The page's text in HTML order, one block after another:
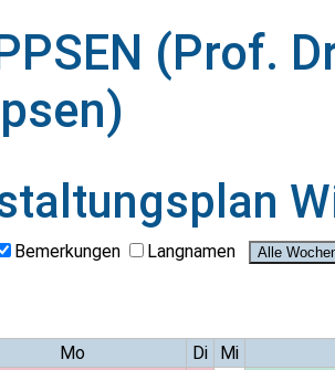
(Prof.
Bemerkungen Langnamen
Mo Di
Mi